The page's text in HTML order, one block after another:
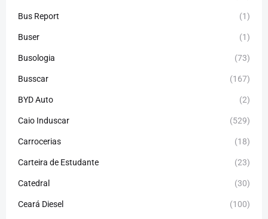
Bus Report (1)
Buser (1)
Busologia (73)
Busscar (167)
BYD Auto (2)
Caio Induscar (529)
Carrocerias (18)
Carteira de Estudante (23)
Catedral (30)
Ceará Diesel (100)